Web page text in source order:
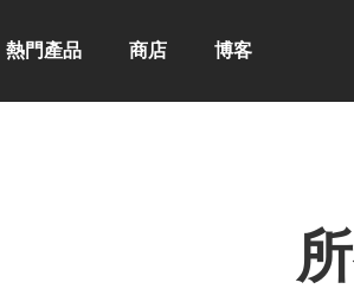
熱門產品 商店 博客